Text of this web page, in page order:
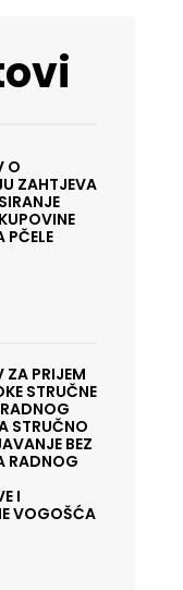
O
ZAHTJEVA
PČELE
ZA PRIJEM
STRUČNE
RADNOG
STRUČNO
BEZ
RADNOG
I
VOGOŠĆA